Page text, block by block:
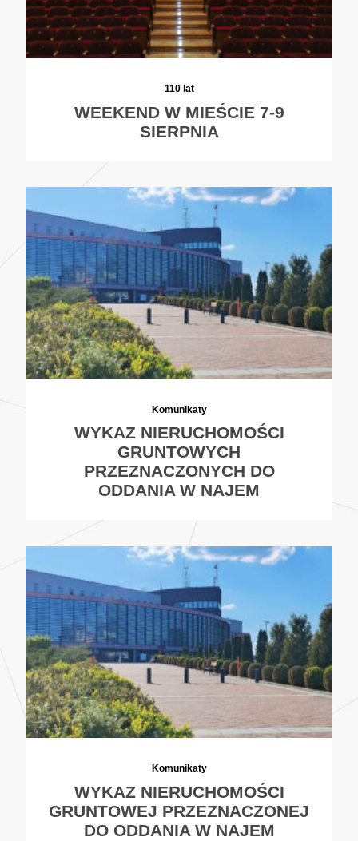
110 lat
WEEKEND W MIEŚCIE 7-9
SIERPNIA
Komunikaty
WYKAZ NIERUCHOMOŚCI
GRUNTOWYCH
PRZEZNACZONYCH DO
ODDANIA W NAJEM
Komunikaty
WYKAZ NIERUCHOMOŚCI
GRUNTOWEJ PRZEZNACZONEJ
DO ODDANIA W NAJEM